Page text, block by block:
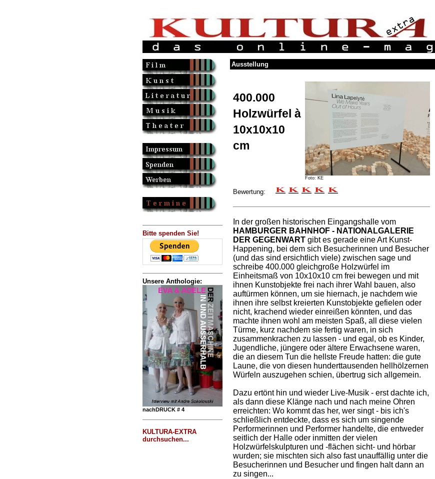
Bitte spenden Sie!
Unsere Anthologie:
nachDRUCK # 4
KULTURA-EXTRA
durchsuchen...
Ausstellung
400.000
Holzwürfel à
10x10x10
cm
Foto: KE
Bewertung:
In der großen historischen Eingangshalle vom
HAMBURGER BAHNHOF - NATIONALGALERIE
DER GEGENWARTgibt es gerade eine Art Kunst-
Happening, bei dem sich Besucherinnen und Besucher
(und das sind ersichtlich viele) zwischen sage und
schreibe 400.000 gleichgroße Holzwürfel im
Einheitsmaß von 10x10x10 cm frei bewegen und mit
ihnen Kunstobjekte frei nach ihrer Wahl bauen, also
auftürmen können, um sie hiernach, je nachdem wie
ihnen ihre selbst kreierten Kunstobjekte gefielen oder
nicht, krachend wieder einreißen könnten, und das
machte ihnen wohl am meisten Spaß, all diese vielen
Türme, kurz nachdem sie fertig waren, in sich
zusammenkrachen zu lassen - und egal, ob es Kinder,
Jugendliche, jüngere oder ältere Erwachsene waren,
die an diesem Tun die hellste Freude hatten: die gute
Laune, die von diesen hunderttausenden hellhölzernen
Würfeln auszugehen schien, übertrug sich allgemein.
Dazu ertönt hin und wieder Live-Musik - erst dachte ich,
als dann diese Klänge nach und nach meine Ohren
erreichten: Wo kommt das her, wer singt - bis ich's
schließlich entdeckte, dass es sich um singende
Performerinnen und Performer handelte, die entweder
seitlich der Halle oder inmitten der vielen
Holzwürfelskulpturen und -flächen sicht- und hörbar
wurden; sie mischten sich also fast unauffällig unter die
Besucherinnen und Besucher und fingen halt dann an
zu singen...